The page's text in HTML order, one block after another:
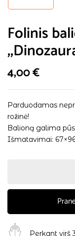
Folinis
4,00€
Parduodamas
rožinė!
Balioną galima
Išmatavimai:
Perkant virš